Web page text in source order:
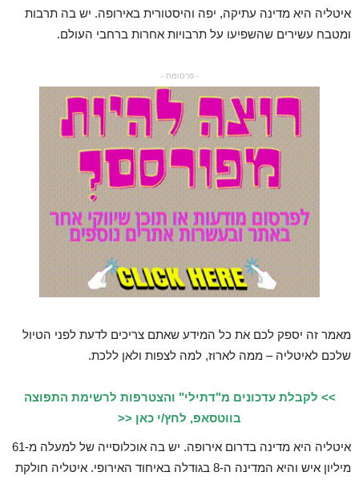
איטליה היא מדינה עתיקה, יפה והיסטורית באירופה. יש בה תרבות
ומטבח עשירים שהשפיעו על תרבויות אחרות ברחבי העולם.
- פרסומת -
מאמר זה יספק לכם את כל המידע שאתם צריכים לדעת לפני הטיול
שלכם לאיטליה – ממה לארוז, למה לצפות ולאן ללכת.
>> לקבלת עדכונים מ"דתילי" והצטרפות לרשימת התפוצה
בווטסאפ, לחץ/י כאן <<
איטליה היא מדינה בדרום אירופה. יש בה אוכלוסייה של למעלה מ-61
מיליון איש והיא המדינה ה-8 בגודלה באיחוד האירופי. איטליה חולקת